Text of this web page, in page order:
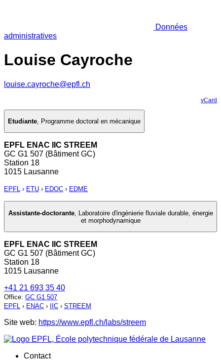
Données
administratives
Louise Cayroche
louise.cayroche@epfl.ch
vCard
Etudiante, Programme doctoral en mécanique
EPFL ENAC IIC STREEM
GC G1 507 (Bâtiment GC)
Station 18
1015 Lausanne
EPFL › ETU › EDOC › EDME
Assistante-doctorante, Laboratoire d'ingénierie fluviale durable, énergie
et morphodynamique
EPFL ENAC IIC STREEM
GC G1 507 (Bâtiment GC)
Station 18
1015 Lausanne
+41 21 693 35 40
Office: GC G1 507
EPFL › ENAC › IIC › STREEM
Site web: https://www.epfl.ch/labs/streem
Contact